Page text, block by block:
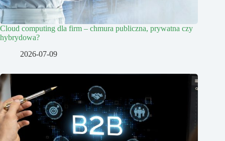
Cloud computing dla firm – chmura publiczna, prywatna czy
hybrydowa?
2026-07-09